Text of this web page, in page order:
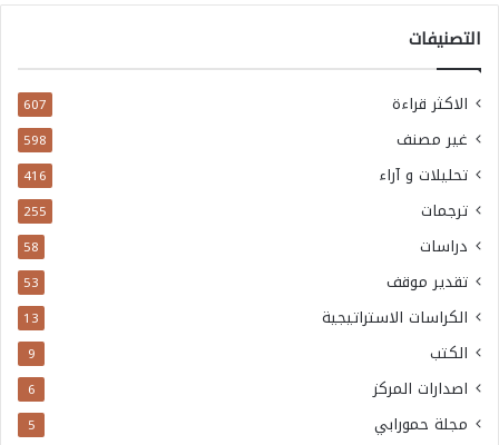
التصنيفات
الاكثر قراءة 607
غير مصنف 598
تحليلات و آراء 416
ترجمات 255
دراسات 58
تقدير موقف 53
الكراسات الاستراتيجية 13
الكتب 9
اصدارات المركز 6
مجلة حمورابي 5